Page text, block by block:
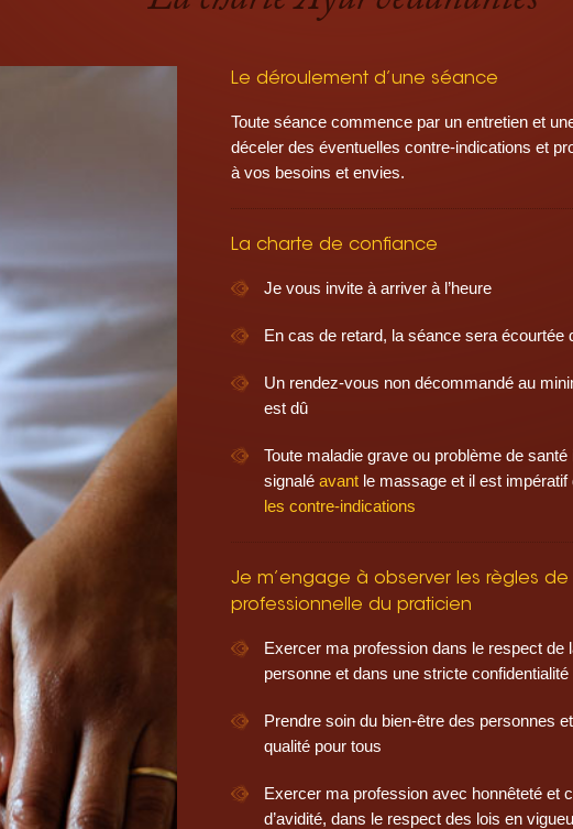
Le déroulement d’une séance
Toute séance commence par un entretien et
déceler des éventuelles contre-indications et
à vos besoins et envies.
La charte de confiance
Je vous invite à arriver à l’heure
En cas de retard, la séance sera écourtée
Un rendez-vous non décommandé au
est dû
Toute maladie grave ou problème de
signalé avantle massage et il est impératif
les contre-indications
Je m’engage à observer les règles de
professionnelle du praticien
Exercer ma profession dans le respect de
personne et dans une stricte confidentialité
Prendre soin du bien-être des personnes
qualité pour tous
Exercer ma profession avec honnêteté et
d’avidité, dans le respect des lois en